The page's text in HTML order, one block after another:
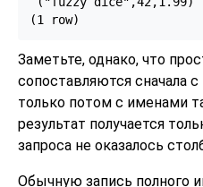
(1 row)
Заметьте, однако, что
сопоставляются сначала
только потом с именами
результат получается
запроса не оказалось
Обычную запись полного